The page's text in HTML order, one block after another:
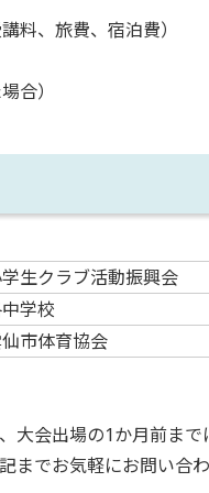
、旅費、宿泊費）
）
生クラブ活動振興会
学校
市体育協会
会出場の1か月前まで
でお気軽にお問い合わ